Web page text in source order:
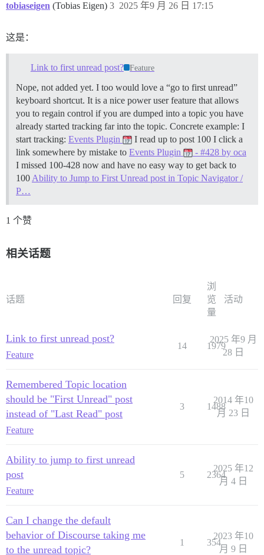
tobiaseigen (Tobias Eigen) 2025 年9 月 26 日 17:15
3
这是：
Link to first unread post? Feature
Nope, not added yet. I too would love a “go to first unread”
keyboard shortcut. It is a nice power user feature that allows
you to regain control if you are dumped into a topic you have
already started tracking far into the topic. Concrete example: I
start tracking: Events Plugin
I read up to post 100 I click a
link somewhere by mistake to Events Plugin
- #428 by oca
I missed 100-428 now and have no easy way to get back to
100 Ability to Jump to First Unread post in Topic Navigator /
P…
1 个赞
相关话题
话题 回复
浏
览
量
活动
Link to first unread post?
Feature
14 1979
2025 年9 月
28 日
Remembered Topic location
should be "First Unread" post
instead of "Last Read" post
Feature
3 1488
2014 年10
月 23 日
Ability to jump to first unread
post
Feature
5 2364
2025 年12
月 4 日
Can I change the default
behavior of Discourse taking me
to the unread topic?
1 354
2023 年10
月 9 日